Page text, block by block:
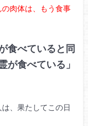
肉体は、もう食事
食べていると同
が食べている」
、果たしてこの日